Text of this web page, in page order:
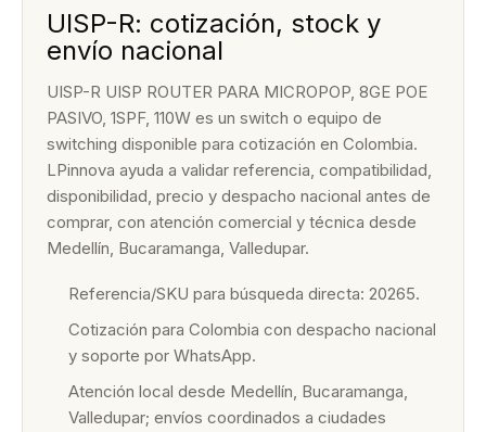
UISP-R: cotización, stock y
envío nacional
UISP-R UISP ROUTER PARA MICROPOP, 8GE POE
PASIVO, 1SPF, 110W es un switch o equipo de
switching disponible para cotización en Colombia.
LPinnova ayuda a validar referencia, compatibilidad,
disponibilidad, precio y despacho nacional antes de
comprar, con atención comercial y técnica desde
Medellín, Bucaramanga, Valledupar.
Referencia/SKU para búsqueda directa: 20265.
Cotización para Colombia con despacho nacional
y soporte por WhatsApp.
Atención local desde Medellín, Bucaramanga,
Valledupar; envíos coordinados a ciudades